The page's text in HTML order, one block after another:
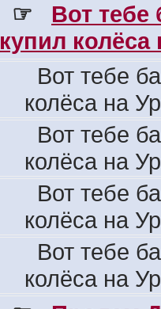
☞
Вот
купил колёса
Вот тебе
колёса на
Вот тебе
колёса на
Вот тебе
колёса на
Вот тебе
колёса на